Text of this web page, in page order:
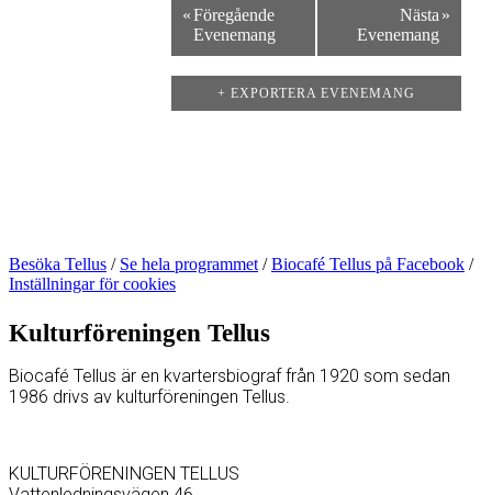
«Föregående
Evenemang
Nästa
Evenemang
»
+ EXPORTERA EVENEMANG
Besöka Tellus / Se hela programmet /Biocafé Tellus på Facebook /
Inställningar för cookies
Kulturföreningen Tellus
Biocafé Tellus är en kvartersbiograf från 1920 som sedan
1986 drivs av kulturföreningen Tellus.
KULTURFÖRENINGEN TELLUS